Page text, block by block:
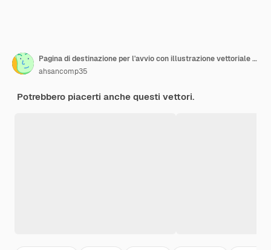
Pagina di destinazione per l'avvio con illustrazione vettoriale di razzo
ahsancomp35
Potrebbero piacerti anche questi vettori.